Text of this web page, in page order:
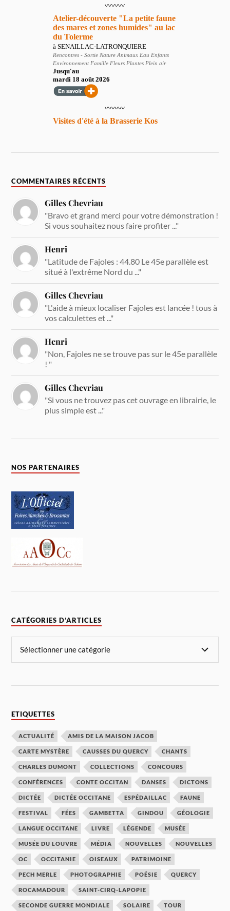
COMMENTAIRES RÉCENTS
Gilles Chevriau
"Bravo et grand merci pour votre démonstration !
Si vous souhaitez nous faire profiter ..."
Henri
"Latitude de Fajoles : 44.80 Le 45e parallèle est
situé à l'extrême Nord du ..."
Gilles Chevriau
"L'aide à mieux localiser Fajoles est lancée ! tous à
vos calculettes et ..."
Henri
"Non, Fajoles ne se trouve pas sur le 45e parallèle
! "
Gilles Chevriau
"Si vous ne trouvez pas cet ouvrage en librairie, le
plus simple est ..."
NOS PARTENAIRES
CATÉGORIES D’ARTICLES
ETIQUETTES
ACTUALITÉ AMIS DE LA MAISON JACOB
CARTE MYSTÈRE CAUSSES DU QUERCY CHANTS
CHARLES DUMONT COLLECTIONS CONCOURS
CONFÉRENCES CONTE OCCITAN DANSES DICTONS
DICTÉE DICTÉE OCCITANE ESPÉDAILLAC FAUNE
FESTIVAL FÉES GAMBETTA GINDOU GÉOLOGIE
LANGUE OCCITANE LIVRE LÉGENDE MUSÉE
MUSÉE DU LOUVRE MÉDIA NOUVELLES NOUVELLES
OC OCCITANIE OISEAUX PATRIMOINE
PECH MERLE PHOTOGRAPHIE POÉSIE QUERCY
ROCAMADOUR SAINT-CIRQ-LAPOPIE
SECONDE GUERRE MONDIALE SOLAIRE TOUR